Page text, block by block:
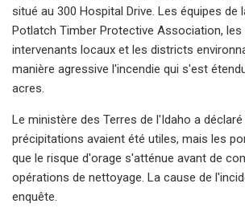
situé au 300 Hospital Drive. Les équipes de
Potlatch Timber Protective Association, les
intervenants locaux et les districts
manière agressive l'incendie qui s'est
acres.
Le ministère des Terres de l'Idaho a
précipitations avaient été utiles, mais les
que le risque d'orage s'atténue avant de
opérations de nettoyage. La cause de
enquête.